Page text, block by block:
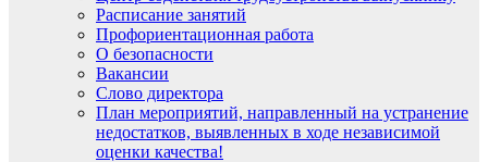
Расписание занятий
Профориентационная работа
О безопасности
Вакансии
Слово директора
План мероприятий, направленный на устранение
недостатков, выявленных в ходе независимой
оценки качества!